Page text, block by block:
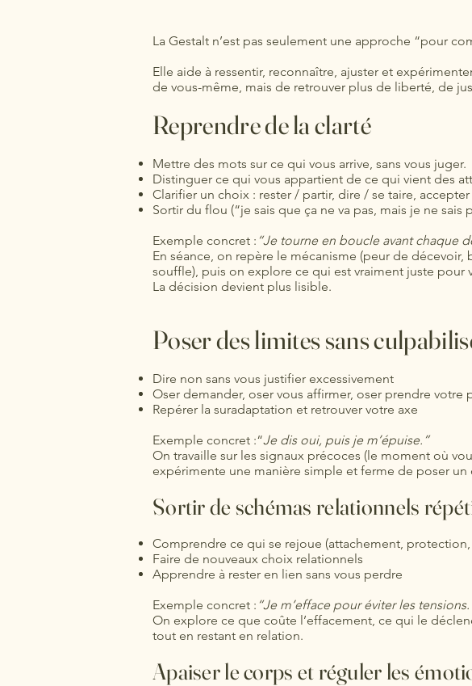
La Gestalt n’est pas seulement une approche “pour
Elle aide à ressentir, reconnaître, ajuster et
de vous-même, mais de retrouver plus de liberté, de
Reprendre de la clarté
Mettre des mots sur ce qui vous arrive, sans vous juger.
Distinguer ce qui vous appartient de ce qui vient des
Clarifier un choix : rester / partir, dire / se taire,
Sortir du flou (“je sais que ça ne va pas, mais je ne sais
Exemple concret : “Je tourne en boucle avant chaque
En séance, on repère le mécanisme (peur de
souffle), puis on explore ce qui est vraiment juste pour
La décision devient plus lisible.
Poser des limites sans
Dire non sans vous justifier excessivement
Oser demander, oser vous affirmer, oser prendre votre
Repérer la suradaptation et retrouver votre axe
Exemple concret :“Je dis oui, puis je m’épuise.”
On travaille sur les signaux précoces (le moment où
expérimente une manière simple et ferme de poser un
Sortir de schémas relationnels
Comprendre ce qui se rejoue (attachement,
Faire de nouveaux choix relationnels
Apprendre à rester en lien sans vous perdre
Exemple concret : “Je m’efface pour éviter les
On explore ce que coûte l’effacement, ce qui le
tout en restant en relation.
Apaiser le corps et réguler les